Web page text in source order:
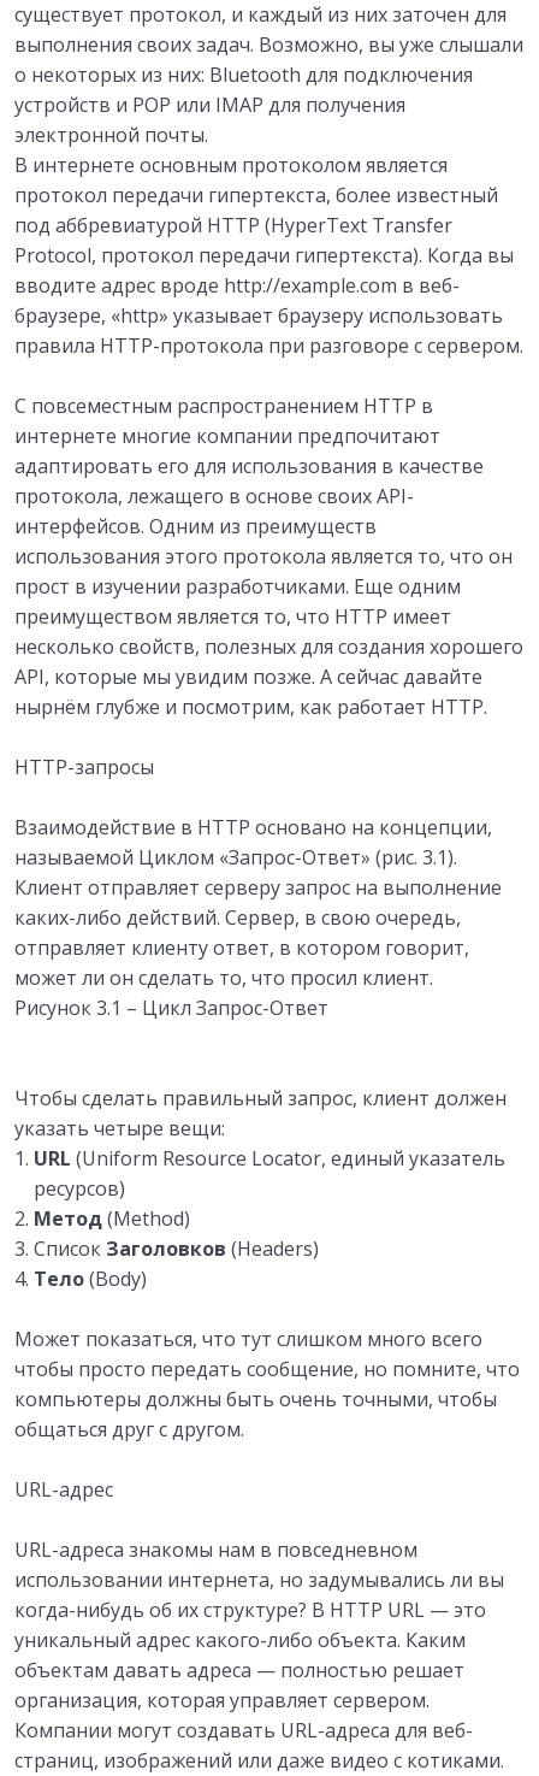
существует протокол, и каждый из них заточен для
выполнения своих задач. Возможно, вы уже слышали
о некоторых из них: Bluetooth для подключения
устройств и POP или IMAP для получения
электронной почты.
В интернете основным протоколом является
протокол передачи гипертекста, более известный
под аббревиатурой HTTP (HyperText Transfer
Protocol, протокол передачи гипертекста). Когда вы
вводите адрес вроде http://example.com в веб-
браузере, «http» указывает браузеру использовать
правила HTTP-протокола при разговоре с сервером.
С повсеместным распространением HTTP в
интернете многие компании предпочитают
адаптировать его для использования в качестве
протокола, лежащего в основе своих API-
интерфейсов. Одним из преимуществ
использования этого протокола является то, что он
прост в изучении разработчиками. Еще одним
преимуществом является то, что HTTP имеет
несколько свойств, полезных для создания хорошего
API, которые мы увидим позже. А сейчас давайте
нырнём глубже и посмотрим, как работает HTTP.
HTTP-запросы
Взаимодействие в HTTP основано на концепции,
называемой Циклом «Запрос-Ответ» (рис. 3.1).
Клиент отправляет серверу запрос на выполнение
каких-либо действий. Сервер, в свою очередь,
отправляет клиенту ответ, в котором говорит,
может ли он сделать то, что просил клиент.
Рисунок 3.1 – Цикл Запрос-Ответ
Чтобы сделать правильный запрос, клиент должен
указать четыре вещи:
URL (Uniform Resource Locator, единый указатель
ресурсов)
Метод(Method)
Список Заголовков (Headers)
Тело(Body)
Может показаться, что тут слишком много всего
чтобы просто передать сообщение, но помните, что
компьютеры должны быть очень точными, чтобы
общаться друг с другом.
URL-адрес
URL-адреса знакомы нам в повседневном
использовании интернета, но задумывались ли вы
когда-нибудь об их структуре? В HTTP URL — это
уникальный адрес какого-либо объекта. Каким
объектам давать адреса — полностью решает
организация, которая управляет сервером.
Компании могут создавать URL-адреса для веб-
страниц, изображений или даже видео с котиками.